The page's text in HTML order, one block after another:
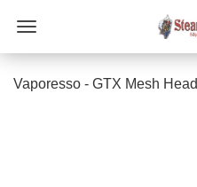
Vaporesso - GTX Mesh Head